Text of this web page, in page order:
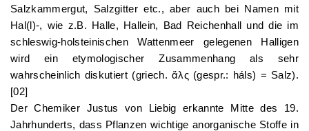
Salzkammergut, Salzgitter etc., aber auch bei Namen mit
Hal(l)-, wie z.B. Halle, Hallein, Bad Reichenhall und die im
schleswig-holsteinischen Wattenmeer gelegenen Halligen
wird ein etymologischer Zusammenhang als sehr
wahrscheinlich diskutiert (griech. ἅλς (gespr.: háls) = Salz).
[02]
Der Chemiker Justus von Liebig erkannte Mitte des 19.
Jahrhunderts, dass Pflanzen wichtige anorganische Stoffe in